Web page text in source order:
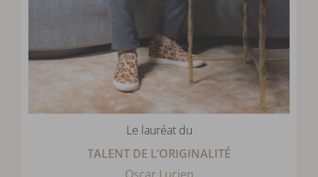
Le lauréat du
TALENT DE L’ORIGINALITÉ